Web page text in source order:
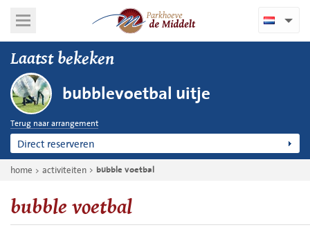
Laatst bekeken
bubblevoetbal uitje
Terug naar arrangement
Direct reserveren
home activiteiten bubble voetbal
bubble voetbal